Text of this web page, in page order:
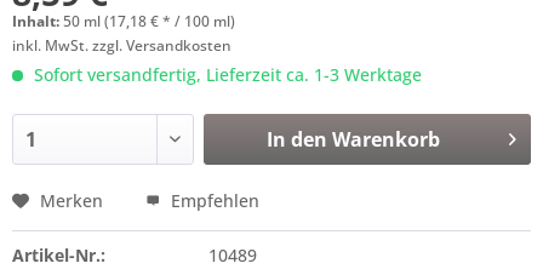
Inhalt:50 ml (17,18 € * / 100 ml)
inkl. MwSt.zzgl. Versandkosten
Sofort versandfertig, Lieferzeit ca. 1-3 Werktage
In den Warenkorb
Merken Empfehlen
Artikel-Nr.: 10489